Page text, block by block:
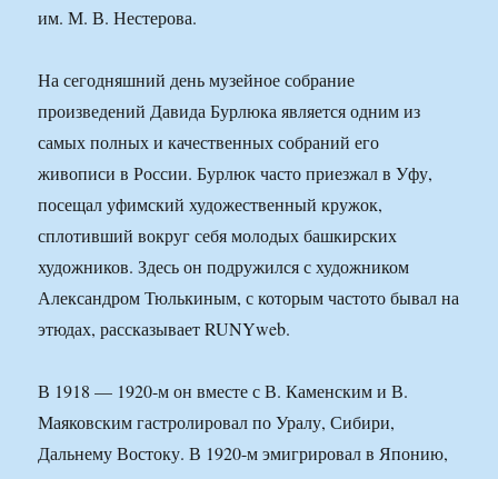
им. М. В. Нестерова.
На сегодняшний день музейное собрание
произведений Давида Бурлюка является одним из
самых полных и качественных собраний его
живописи в России. Бурлюк часто приезжал в Уфу,
посещал уфимский художественный кружок,
сплотивший вокруг себя молодых башкирских
художников. Здесь он подружился с художником
Александром Тюлькиным, с которым частото бывал на
этюдах, рассказывает RUNYweb.
В 1918 — 1920-м он вместе с В. Каменским и В.
Маяковским гастролировал по Уралу, Сибири,
Дальнему Востоку. В 1920-м эмигрировал в Японию,